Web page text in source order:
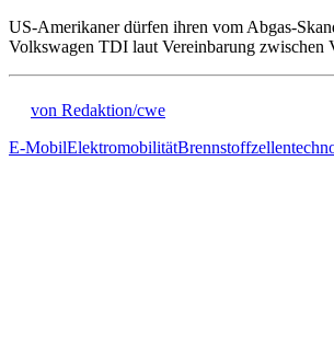
US-Amerikaner dürfen ihren vom Abgas-
Volkswagen TDI laut Vereinbarung
von Redaktion/cwe
E-MobilElektromobilität